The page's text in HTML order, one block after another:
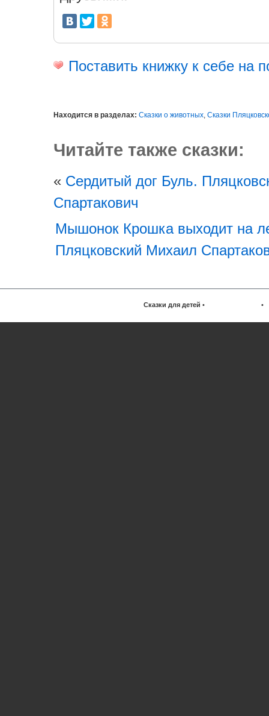
Поставить книжку к себе на
Находится в разделах: Сказки о животных, Сказки
Читайте также сказки:
« Сердитый дог Буль.
Спартакович
Мышонок Крошка выходит на
Пляцковский Михаил
Сказки для детей • •